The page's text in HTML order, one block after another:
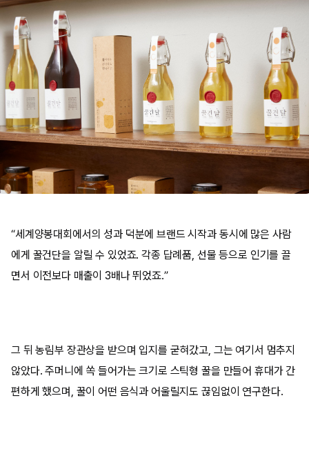
“세계양봉대회에서의 성과 덕분에 브랜드 시작과 동시에 많은 사람
에게 꿀건단을 알릴 수 있었죠. 각종 답례품, 선물 등으로 인기를 끌
면서 이전보다 매출이 3배나 뛰었죠.”
그 뒤 농림부 장관상을 받으며 입지를 굳혀갔고, 그는 여기서 멈추지
않았다. 주머니에 쏙 들어가는 크기로 스틱형 꿀을 만들어 휴대가 간
편하게 했으며, 꿀이 어떤 음식과 어울릴지도 끊임없이 연구한다.